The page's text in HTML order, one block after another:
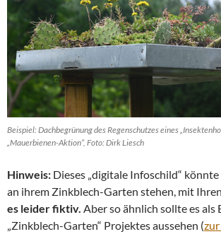
Beispiel: Dachbegrünung des Regenschutzes eines
„Mauerbienen-Aktion“, Foto: Dirk Liesch
Hinweis: Dieses „digitale Infoschild“
an ihrem Zinkblech-Garten stehen, mit
es leider fiktiv. Aber so ähnlich sollte es als
„Zinkblech-Garten“ Projektes aussehen (